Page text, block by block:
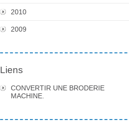
2010
2009
Liens
CONVERTIR UNE BRODERIE
MACHINE.